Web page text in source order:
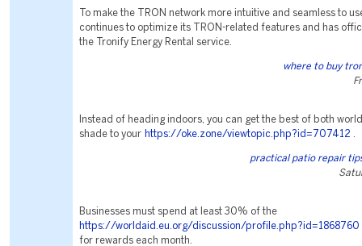
To make the TRON network more intuitive and seamless to
continues to optimize its TRON-related features and has
the Tronify Energy Rental service.
where to buy
Instead of heading indoors, you can get the best of both
shade to your https://oke.zone/viewtopic.php?id=707412
practical patio repair
Businesses must spend at least 30% of the
https://worldaid.eu.org/discussion/profile.php?id=1868760
for rewards each month.